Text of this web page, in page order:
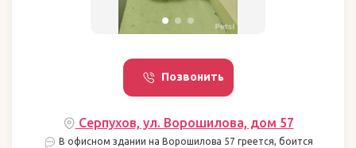
Позвонить
Серпухов, ул. Ворошилова, дом 57
В офисном здании на Ворошилова 57 греется, боится